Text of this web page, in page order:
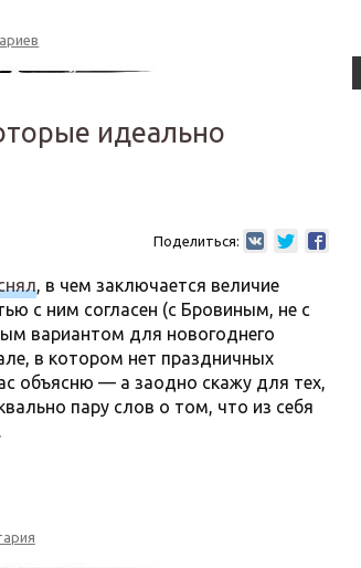
идеально
Поделиться:
, в чем заключается величие
с ним согласен (с Бровиным, не с
вариантом для новогоднего
в котором нет праздничных
объясню — а заодно скажу для тех,
пару слов о том, что из себя